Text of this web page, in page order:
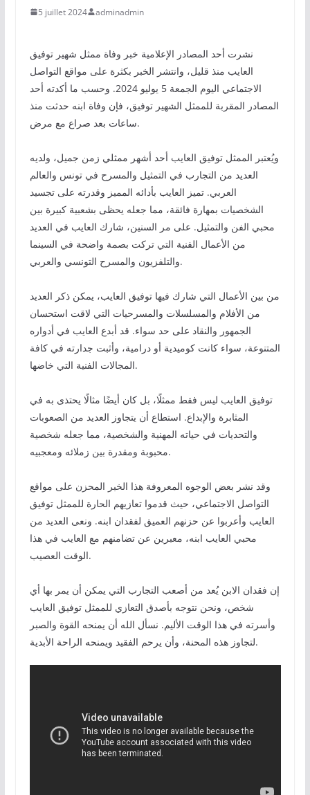
5 juillet 2024 adminadmin
نشرت أحد المصادر الإعلامية خبر وفاة ممثل شهير توفيق
العايب منذ قليل، وانتشر الخبر بكثرة على مواقع التواصل
الاجتماعي اليوم الجمعة 5 يوليو 2024. وحسب ما أكدته أحد
المصادر المقربة للممثل الشهير توفيق، فإن وفاة ابنه حدثت منذ
ساعات بعد صراع مع مرض.
ويُعتبر الممثل توفيق العايب أحد أشهر ممثلي زمن جميل، ولديه
العديد من التجارب في التمثيل والمسرح في تونس والعالم
العربي. تميز العايب بأدائه المميز وقدرته على تجسيد
الشخصيات بمهارة فائقة، مما جعله يحظى بشعبية كبيرة بين
محبي الفن والتمثيل. على مر السنين، شارك العايب في العديد
من الأعمال الفنية التي تركت بصمة واضحة في السينما
والتلفزيون والمسرح التونسي والعربي.
من بين الأعمال التي شارك فيها توفيق العايب، يمكن ذكر العديد
من الأفلام والمسلسلات والمسرحيات التي لاقت استحسان
الجمهور والنقاد على حد سواء. قد أبدع العايب في أدواره
المتنوعة، سواء كانت كوميدية أو درامية، وأثبت جدارته في كافة
المجالات الفنية التي خاضها.
توفيق العايب ليس فقط ممثلًا، بل كان أيضًا مثالًا يحتذى به في
المثابرة والإبداع. استطاع أن يتجاوز العديد من الصعوبات
والتحديات في حياته المهنية والشخصية، مما جعله شخصية
محبوبة ومقدرة بين زملائه ومعجبيه.
وقد نشر بعض الوجوه المعروفة هذا الخبر المحزن على مواقع
التواصل الاجتماعي، حيث قدموا تعازيهم الحارة للممثل توفيق
العايب وأعربوا عن حزنهم العميق لفقدان ابنه. ونعى العديد من
محبي العايب ابنه، معبرين عن تضامنهم مع العايب في هذا
الوقت العصيب.
إن فقدان الابن يُعد من أصعب التجارب التي يمكن أن يمر بها أي
شخص، ونحن نتوجه بأصدق التعازي للممثل توفيق العايب
وأسرته في هذا الوقت الأليم. نسأل الله أن يمنحه القوة والصبر
لتجاوز هذه المحنة، وأن يرحم الفقيد ويمنحه الراحة الأبدية.